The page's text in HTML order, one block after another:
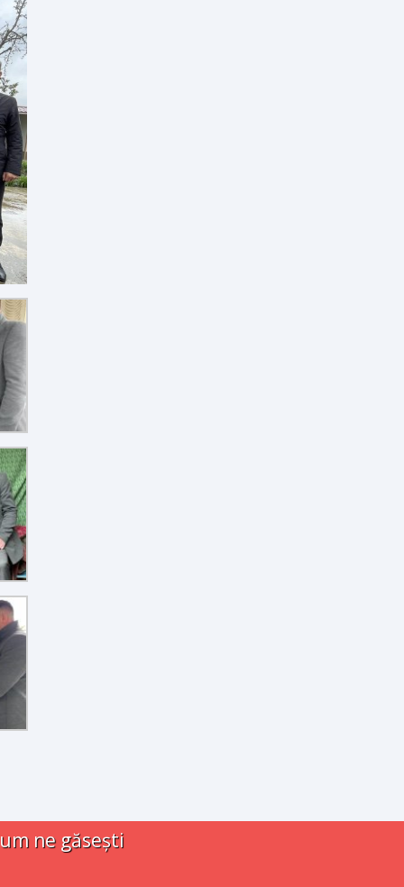
ne găsești